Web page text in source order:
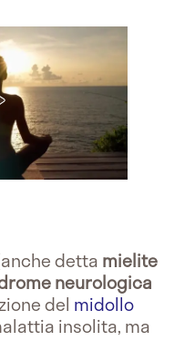
detta mielite
neurologica
del midollo
insolita, ma